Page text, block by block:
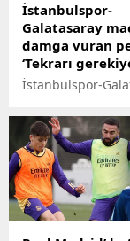
İstanbulspor-
Galatasaray
damga vuran
‘Tekrarı
İstanbulspor-
bir penaltı
Icardi boş kaleye
kaçırırken eski
penaltı vuruşunu
değerlendirdi.